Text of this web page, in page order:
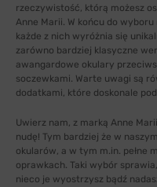
rzeczywistość, którą możesz
Anne Marii. W końcu do
każde z nich wyróżnia się
zarówno bardziej klasyczne
awangardowe okulary
soczewkami. Warte uwagi są
dodatkami, które doskonale
Uwierz nam, z marką Anne
nudę! Tym bardziej że w
okularów, a w tym m.in. pełne
oprawkach. Taki wybór
nieco je wyostrzysz bądź